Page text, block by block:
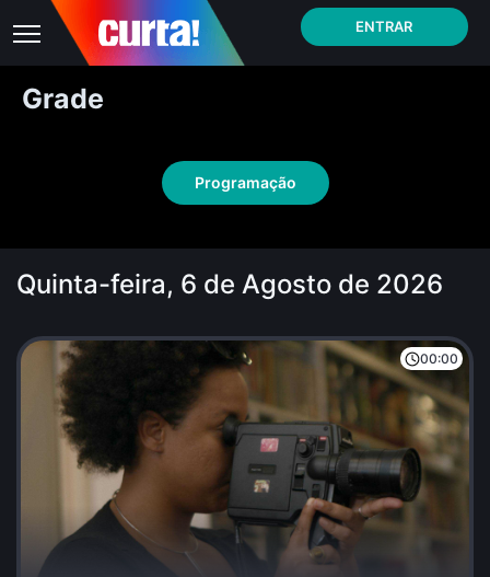
ENTRAR
Grade
Programação
Quinta-feira, 6 de Agosto de 2026
00:00